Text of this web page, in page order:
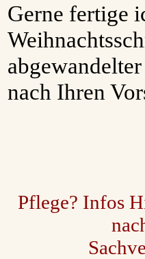
Gerne fertige
nach Ihren
Pflege? Infos